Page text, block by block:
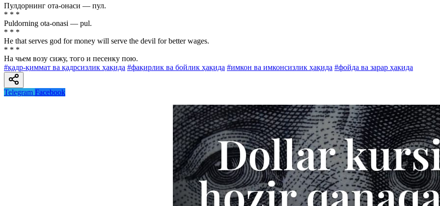
Пулдорнинг ота-онаси — пул.
* * *
Puldorning ota-onasi — pul.
* * *
He that serves god for money will serve the devil for better wages.
* * *
На чьем возу сижу, того и песенку пою.
#қадр-қиммат ва қадрсизлик ҳақида #фақирлик ва бойлик ҳақида #имкон ва имконсизлик ҳақида #фойда ва зарар ҳақида
Telegram Facebook